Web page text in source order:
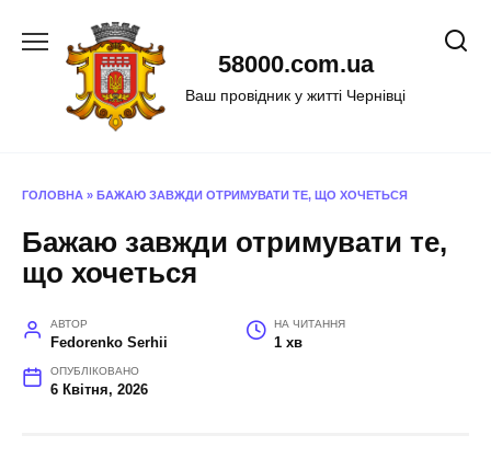
58000.com.ua
Ваш провідник у житті Чернівці
ГОЛОВНА » БАЖАЮ ЗАВЖДИ ОТРИМУВАТИ ТЕ, ЩО ХОЧЕТЬСЯ
Бажаю завжди отримувати те,
що хочеться
АВТОР
Fedorenko Serhii
НА ЧИТАННЯ
1 хв
ОПУБЛІКОВАНО
6 Квітня, 2026